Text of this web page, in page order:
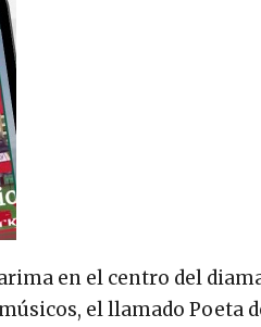
en el centro del
el llamado Poeta